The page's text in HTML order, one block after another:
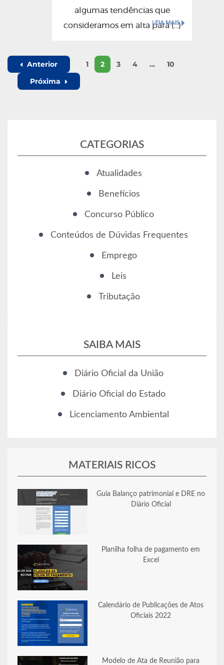
algumas tendências que
consideramos em alta para (...)
LEIA MAIS
Anterior 1 2 3 4 …
10
Próxima
CATEGORIAS
Atualidades
Benefícios
Concurso Público
Conteúdos de Dúvidas Frequentes
Emprego
Leis
Tributação
SAIBA MAIS
Diário Oficial da União
Diário Oficial do Estado
Licenciamento Ambiental
MATERIAIS RICOS
Guia Balanço patrimonial e DRE no
Diário Oficial
Planilha folha de pagamento em
Excel
Calendário de Publicações de Atos
Oficiais 2022
Modelo de Ata de Reunião para